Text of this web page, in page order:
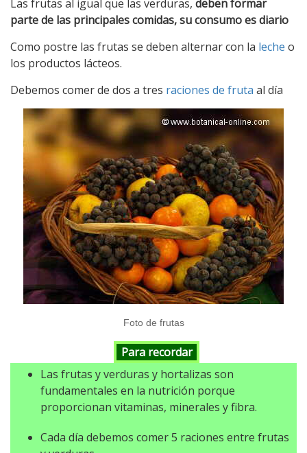
Las frutas al igual que las verduras, deben formar
parte de las principales comidas, su consumo es diario
Como postre las frutas se deben alternar con la leche o
los productos lácteos.
Debemos comer de dos a tres raciones de fruta al día
Foto de frutas
Para recordar
Las frutas y verduras y hortalizas son
fundamentales en la nutrición porque
proporcionan vitaminas, minerales y fibra.
Cada día debemos comer 5 raciones entre frutas